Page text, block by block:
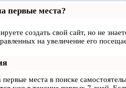
первые места?
создать свой сайт, но не
на увеличение его
первые места в поиске